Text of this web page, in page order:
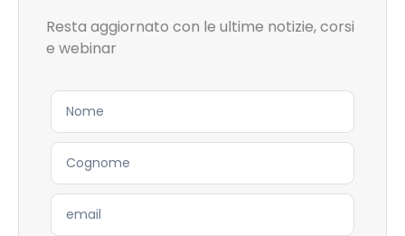
Resta aggiornato con le ultime notizie, corsi
e webinar